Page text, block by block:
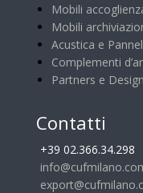
Mobili
Mobili
Acustica e
Complementi
Partners e Design
Contatti
+39 02.366.34.298